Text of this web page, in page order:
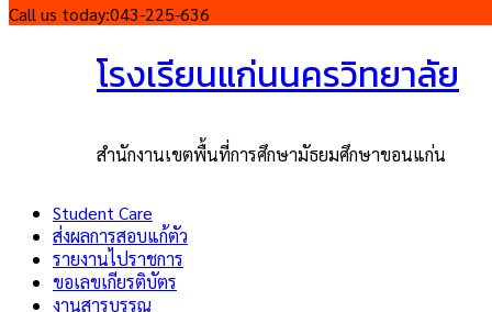
Call us today:043-225-636
โรงเรียนแก่นนครวิทยาลัย
สำนักงานเขตพื้นที่การศึกษามัธยมศึกษาขอนแก่น
Student Care
ส่งผลการสอบแก้ตัว
รายงานไปราชการ
ขอเลขเกียรติบัตร
งานสารบรรณ